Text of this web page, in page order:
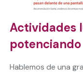
Actividades
Hablemos de una